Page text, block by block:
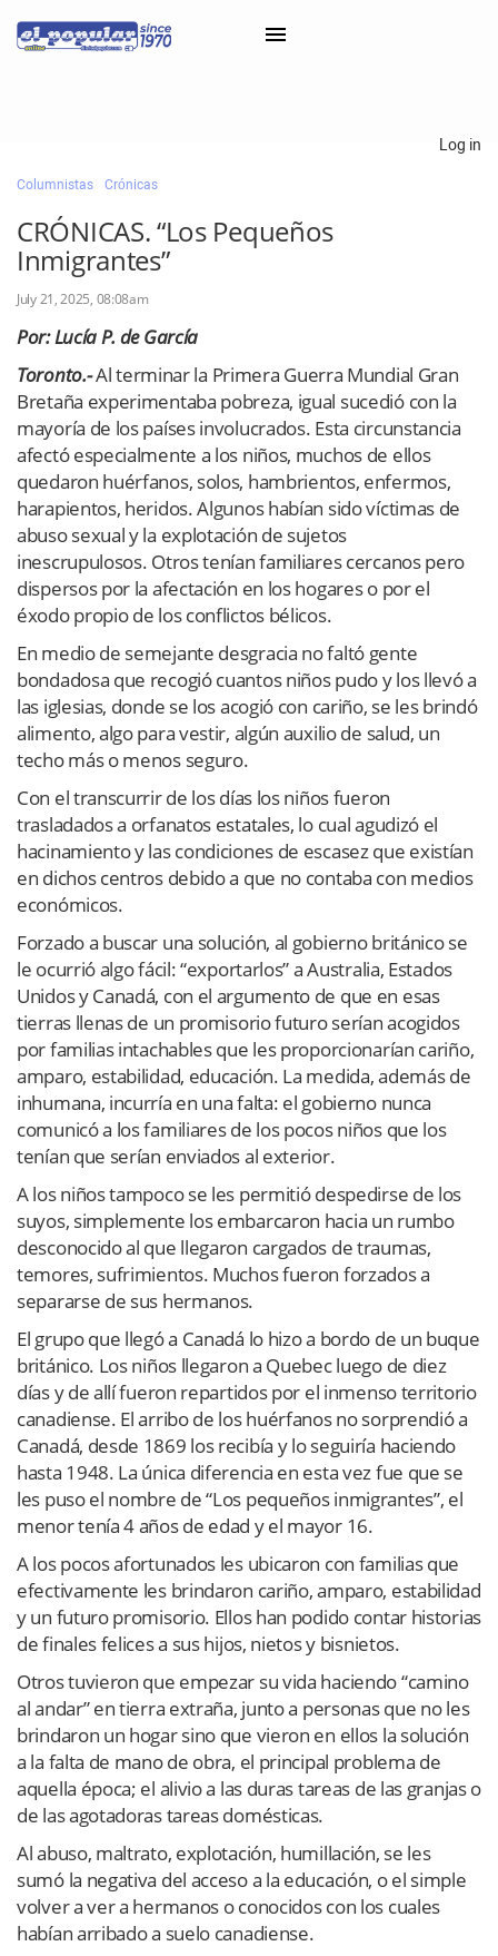
Classifieds
Categorías
Iniciar sesión con Clascal
×
Log in
Columnistas Crónicas
CRÓNICAS. “Los Pequeños
Inmigrantes”
July 21, 2025, 08:08am
Por: Lucía P. de García
Toronto.-Al terminar la Primera Guerra Mundial Gran
Bretaña experimentaba pobreza, igual sucedió con la
mayoría de los países involucrados. Esta circunstancia
afectó especialmente a los niños, muchos de ellos
quedaron huérfanos, solos, hambrientos, enfermos,
harapientos, heridos. Algunos habían sido víctimas de
abuso sexual y la explotación de sujetos
inescrupulosos. Otros tenían familiares cercanos pero
dispersos por la afectación en los hogares o por el
éxodo propio de los conflictos bélicos.
En medio de semejante desgracia no faltó gente
bondadosa que recogió cuantos niños pudo y los llevó a
las iglesias, donde se los acogió con cariño, se les brindó
alimento, algo para vestir, algún auxilio de salud, un
techo más o menos seguro.
Con el transcurrir de los días los niños fueron
trasladados a orfanatos estatales, lo cual agudizó el
hacinamiento y las condiciones de escasez que existían
en dichos centros debido a que no contaba con medios
económicos.
Forzado a buscar una solución, al gobierno británico se
le ocurrió algo fácil: “exportarlos” a Australia, Estados
Unidos y Canadá, con el argumento de que en esas
tierras llenas de un promisorio futuro serían acogidos
por familias intachables que les proporcionarían cariño,
amparo, estabilidad, educación. La medida, además de
inhumana, incurría en una falta: el gobierno nunca
comunicó a los familiares de los pocos niños que los
tenían que serían enviados al exterior.
A los niños tampoco se les permitió despedirse de los
suyos, simplemente los embarcaron hacia un rumbo
desconocido al que llegaron cargados de traumas,
temores, sufrimientos. Muchos fueron forzados a
separarse de sus hermanos.
El grupo que llegó a Canadá lo hizo a bordo de un buque
británico. Los niños llegaron a Quebec luego de diez
días y de allí fueron repartidos por el inmenso territorio
canadiense. El arribo de los huérfanos no sorprendió a
Canadá, desde 1869 los recibía y lo seguiría haciendo
hasta 1948. La única diferencia en esta vez fue que se
les puso el nombre de “Los pequeños inmigrantes”, el
menor tenía 4 años de edad y el mayor 16.
A los pocos afortunados les ubicaron con familias que
efectivamente les brindaron cariño, amparo, estabilidad
y un futuro promisorio. Ellos han podido contar historias
de finales felices a sus hijos, nietos y bisnietos.
Otros tuvieron que empezar su vida haciendo “camino
al andar” en tierra extraña, junto a personas que no les
brindaron un hogar sino que vieron en ellos la solución
a la falta de mano de obra, el principal problema de
aquella época; el alivio a las duras tareas de las granjas o
de las agotadoras tareas domésticas.
Al abuso, maltrato, explotación, humillación, se les
sumó la negativa del acceso a la educación, o el simple
volver a ver a hermanos o conocidos con los cuales
habían arribado a suelo canadiense.